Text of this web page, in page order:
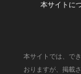
本サイトに
本サイトでは、で
おりますが、掲載